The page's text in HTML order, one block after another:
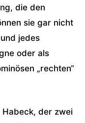
die den
sie gar nicht
jedes
oder als
„rechten“
der zwei